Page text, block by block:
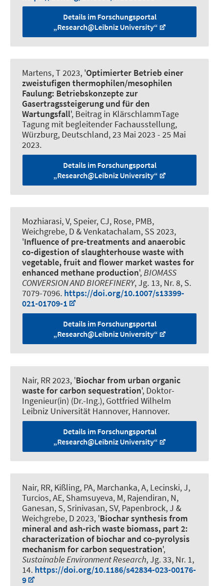
Details im Forschungsportal
„Research@Leibniz University“
Martens, T2023, 'Optimierter Betrieb einer
zweistufigen thermophilen/mesophilen
Faulung: Betriebskonzepte zur
Gasertragssteigerung und für den
Wartungsfall', Beitrag in KlärschlammTage
Tagung mit begleitender Fachausstellung,
Würzburg, Deutschland,23 Mai 2023 - 25 Mai
2023.
Details im Forschungsportal
„Research@Leibniz University“
Mozhiarasi, V, Speier, CJ, Rose, PMB,
Weichgrebe, D & Venkatachalam, SS 2023,
'Influence of pre-treatments and anaerobic
co-digestion of slaughterhouse waste with
vegetable, fruit and flower market wastes for
enhanced methane production',BIOMASS
CONVERSION AND BIOREFINERY, Jg. 13, Nr. 8, S.
7079-7096. https://doi.org/10.1007/s13399-
021-01709-1
Details im Forschungsportal
„Research@Leibniz University“
Nair, RR 2023, 'Biochar from urban organic
waste for carbon sequestration', Doktor-
Ingenieur(in) (Dr.-Ing.), Gottfried Wilhelm
Leibniz Universität Hannover, Hannover.
Details im Forschungsportal
„Research@Leibniz University“
Nair, RR, Kißling, PA, Marchanka, A, Lecinski, J,
Turcios, AE, Shamsuyeva, M, Rajendiran, N,
Ganesan, S, Srinivasan, SV, Papenbrock, J &
Weichgrebe, D 2023, 'Biochar synthesis from
mineral and ash-rich waste biomass, part 2:
characterization of biochar and co-pyrolysis
mechanism for carbon sequestration',
Sustainable Environment Research, Jg. 33, Nr. 1,
14. https://doi.org/10.1186/s42834-023-00176-
9